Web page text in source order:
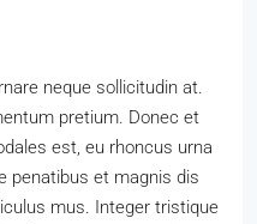
neque sollicitudin at.
pretium. Donec et
est, eu rhoncus urna
penatibus et magnis dis
mus. Integer tristique